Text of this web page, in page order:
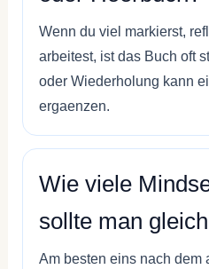
Wenn du viel markierst,
arbeitest, ist das Buch oft
oder Wiederholung kann
ergaenzen.
Wie viele
sollte man
Am besten eins nach dem